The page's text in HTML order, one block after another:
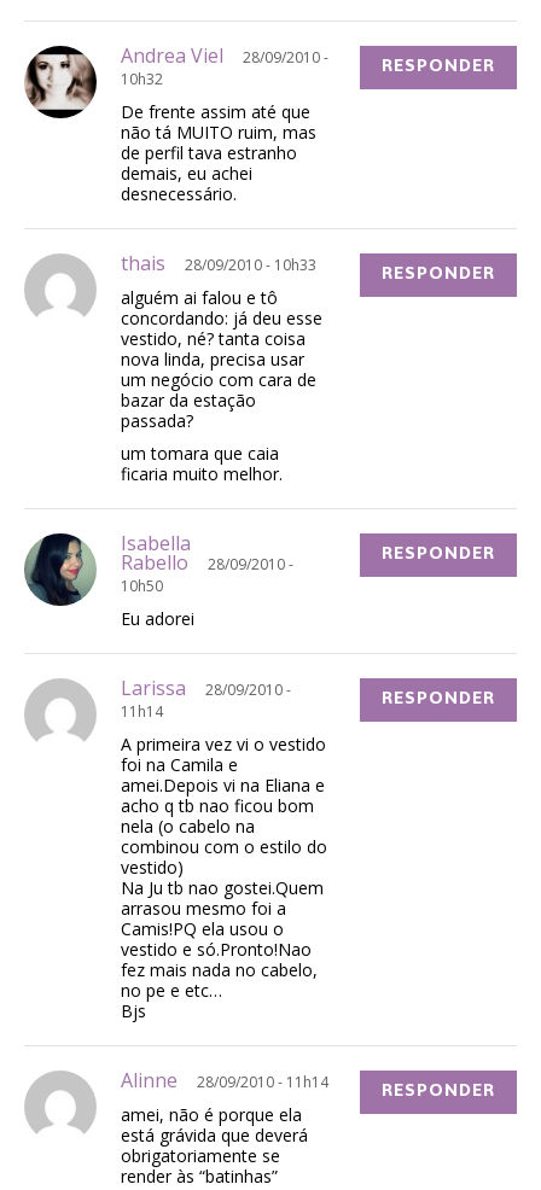
Andrea Viel
28/09/2010 -
10h32
De frente assim até que
não tá MUITO ruim, mas
de perfil tava estranho
demais, eu achei
desnecessário.
RESPONDER
thais 28/09/2010 - 10h33
alguém ai falou e tô
concordando: já deu esse
vestido, né? tanta coisa
nova linda, precisa usar
um negócio com cara de
bazar da estação
passada?
um tomara que caia
ficaria muito melhor.
RESPONDER
Isabella
Rabello
28/09/2010 -
10h50
Eu adorei
RESPONDER
Larissa
28/09/2010 -
11h14
A primeira vez vi o vestido
foi na Camila e
amei.Depois vi na Eliana e
acho q tb nao ficou bom
nela (o cabelo na
combinou com o estilo do
vestido)
Na Ju tb nao gostei.Quem
arrasou mesmo foi a
Camis!PQ ela usou o
vestido e só.Pronto!Nao
fez mais nada no cabelo,
no pe e etc…
Bjs
RESPONDER
Alinne 28/09/2010 - 11h14
amei, não é porque ela
está grávida que deverá
obrigatoriamente se
render às “batinhas”
RESPONDER